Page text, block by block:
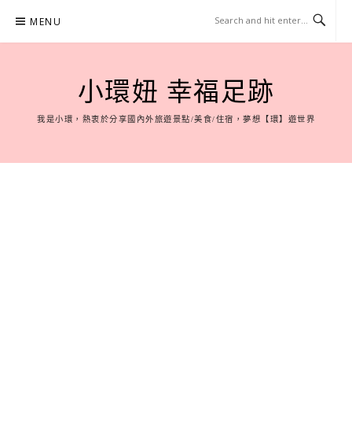
content
MENU
小環妞 幸福足跡
我是小環，熱衷於分享國內外旅遊景點/美食/住宿，夢想【環】遊世界